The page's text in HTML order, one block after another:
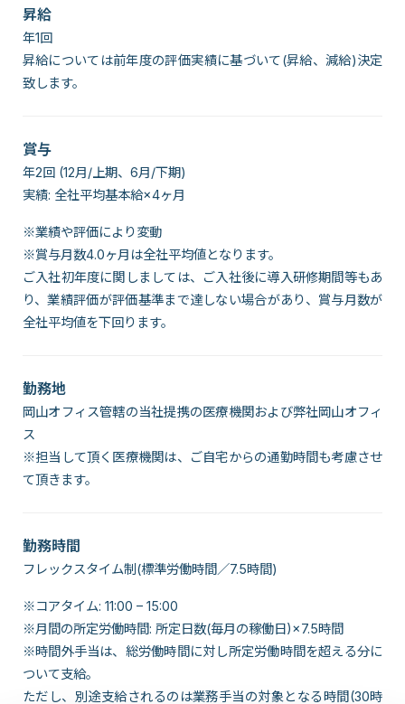
昇給
年1回
昇給については前年度の評価実績に基づいて(昇給、減給)決定
致します。
賞与
年2回 (12月/上期、6月/下期)
実績: 全社平均基本給×4ヶ月
※業績や評価により変動
※賞与月数4.0ヶ月は全社平均値となります。
ご入社初年度に関しましては、ご入社後に導入研修期間等もあ
り、業績評価が評価基準まで達しない場合があり、賞与月数が
全社平均値を下回ります。
勤務地
岡山オフィス管轄の当社提携の医療機関および弊社岡山オフィ
ス
※担当して頂く医療機関は、ご自宅からの通勤時間も考慮させ
て頂きます。
勤務時間
フレックスタイム制(標準労働時間／7.5時間)
※コアタイム: 11:00 – 15:00
※月間の所定労働時間: 所定日数(毎月の稼働日)×7.5時間
※時間外手当は、総労働時間に対し所定労働時間を超える分に
ついて支給。
ただし、別途支給されるのは業務手当の対象となる時間(30時